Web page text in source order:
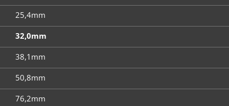
25,4mm
32,0mm
38,1mm
50,8mm
76,2mm